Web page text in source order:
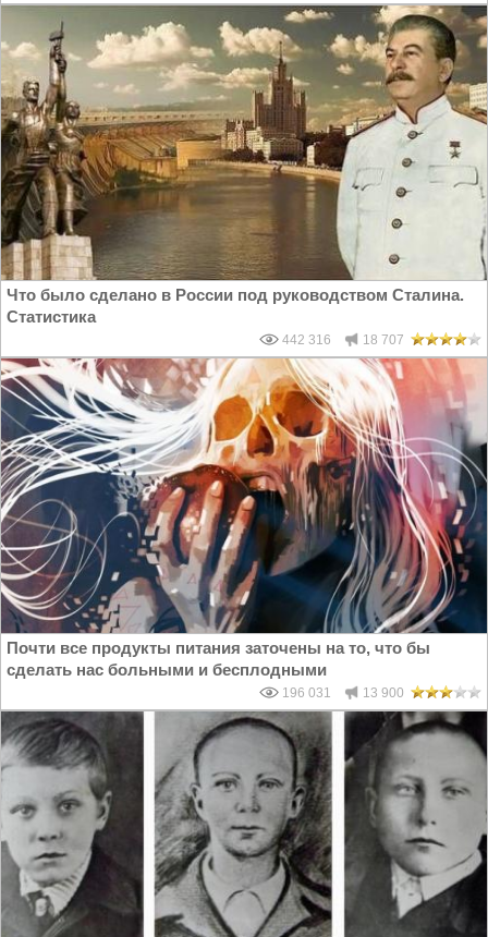
Что было сделано в России под руководством Сталина.
Статистика
442 316 18 707
Почти все продукты питания заточены на то, что бы
сделать нас больными и бесплодными
196 031 13 900